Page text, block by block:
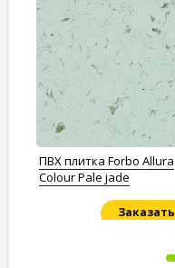
ПВХ плитка Forbo Allura
Colour Pale jade
Заказать